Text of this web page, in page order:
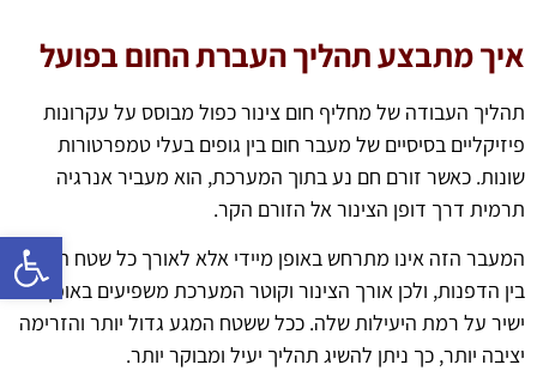
איך מתבצע תהליך העברת החום בפועל
תהליך העבודה של מחליף חום צינור כפול מבוסס על עקרונות
פיזיקליים בסיסיים של מעבר חום בין גופים בעלי טמפרטורות
שונות. כאשר זורם חם נע בתוך המערכת, הוא מעביר אנרגיה
תרמית דרך דופן הצינור אל הזורם הקר.
המעבר הזה אינו מתרחש באופן מיידי אלא לאורך כל שטח המגע
בין הדפנות, ולכן אורך הצינור וקוטר המערכת משפיעים באופן
ישיר על רמת היעילות שלה. ככל ששטח המגע גדול יותר והזרימה
יציבה יותר, כך ניתן להשיג תהליך יעיל ומבוקר יותר.